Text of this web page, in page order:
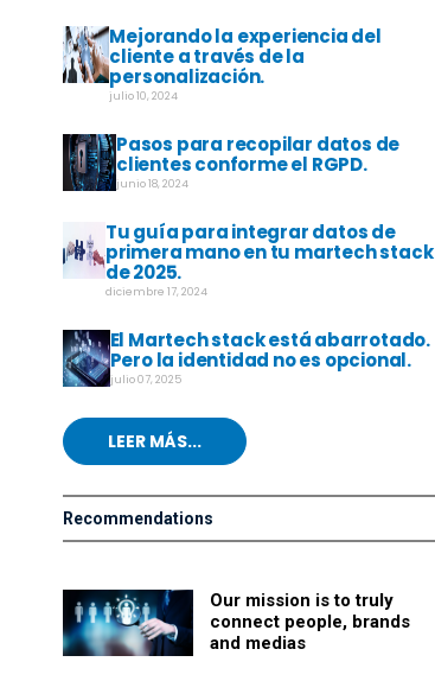
Mejorando la experiencia del
cliente a través de la
personalización.
julio 10, 2024
Pasos para recopilar datos de
clientes conforme el RGPD.
junio 18, 2024
Tu guía para integrar datos de
primera mano en tu martech stack
de 2025.
diciembre 17, 2024
El Martech stack está abarrotado.
Pero la identidad no es opcional.
julio 07, 2025
LEER MÁS...
Recommendations
Our mission is to truly
connect people, brands
and medias